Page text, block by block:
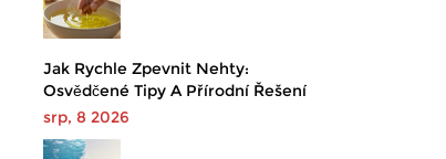
Jak Rychle Zpevnit Nehty:
Osvědčené Tipy A Přírodní Řešení
srp, 8 2026